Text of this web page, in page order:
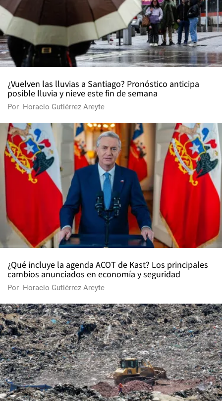
¿Vuelven las lluvias a Santiago? Pronóstico anticipa
posible lluvia y nieve este fin de semana
Por Horacio Gutiérrez Areyte
¿Qué incluye la agenda ACOT de Kast? Los principales
cambios anunciados en economía y seguridad
Por Horacio Gutiérrez Areyte